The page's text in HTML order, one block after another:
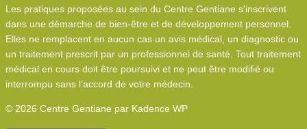
Les pratiques proposées au sein du Centre Gentiane s'inscrivent
dans une démarche de bien-être et de développement personnel.
Elles ne remplacent en aucun cas un avis médical, un diagnostic ou
un traitement prescrit par un professionnel de santé. Tout traitement
médical en cours doit être poursuivi et ne peut être modifié ou
interrompu sans l’accord de votre médecin.
© 2026 Centre Gentiane par Kadence WP